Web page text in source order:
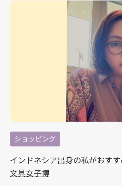
ショッピング
インドネシア出身の私がおす
文具女子博